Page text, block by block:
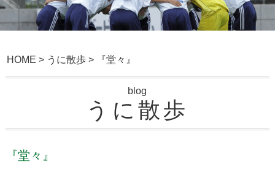
HOME > うに散歩 > 『堂々』
blog
うに散歩
『堂々』